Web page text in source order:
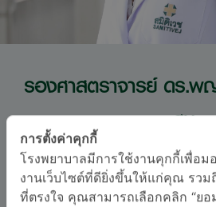
รองศาสตราจารย์ ดร.
แสน
สาขาตจวิท
อนุสาขาสาขาต
การตั้งค่าคุกกี้
โรงพยาบาลมีการใช้งานคุกกี้เพื่อ
งานเว็บไซต์ที่ดียิ่งขึ้นให้แก่คุณ รวม
ที่ตรงใจ คุณสามารถเลือกคลิก “ยอ